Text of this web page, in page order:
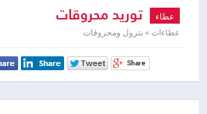
عطاء توريد محروقات
عطاءات » بترول ومحروقات